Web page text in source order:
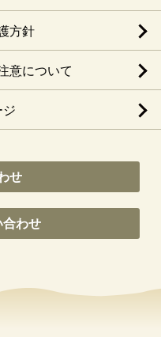
方針
意について
ジ
せ
合わせ